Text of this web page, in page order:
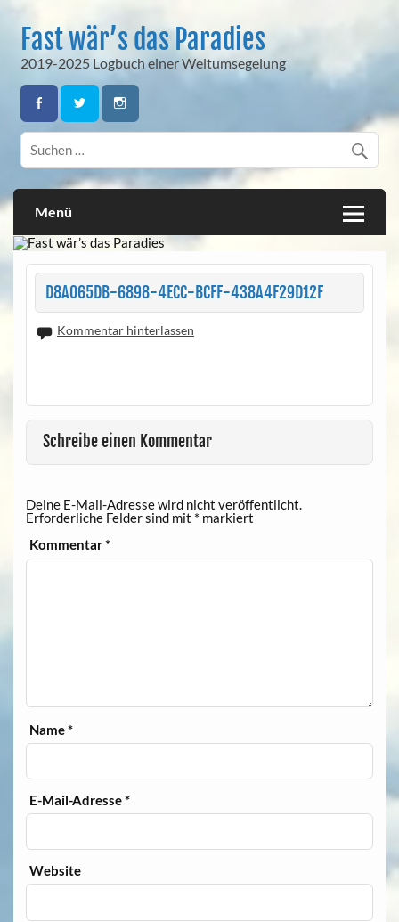
contentFast wär’s das Paradies
2019-2025 Logbuch einer Weltumsegelung
Menü
D8A065DB-6898-4ECC-BCFF-438A4F29D12F
Kommentar hinterlassen
Schreibe einen Kommentar
Deine E-Mail-Adresse wird nicht veröffentlicht.
Erforderliche Felder sind mit * markiert
Kommentar*
Name*
E-Mail-Adresse*
Website